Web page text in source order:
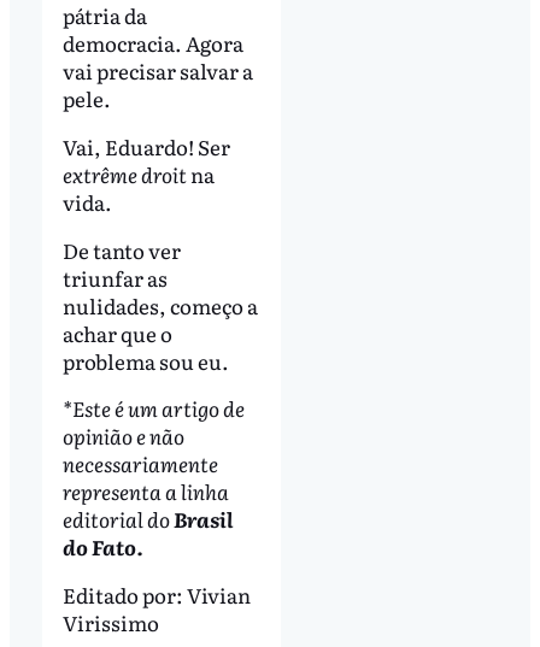
pátria da
democracia. Agora
vai precisar salvar a
pele.
Vai, Eduardo! Ser
extrême droitna
vida.
De tanto ver
triunfar as
nulidades, começo a
achar que o
problema sou eu.
*Este é um artigo de
opinião e não
necessariamente
representa a linha
editorial doBrasil
do Fato.
Editado por: Vivian
Virissimo